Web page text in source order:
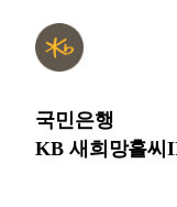
국민은행
KB 새희망홀씨